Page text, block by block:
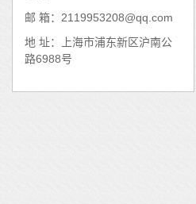
邮 箱：2119953208@qq.com
地 址：上海市浦东新区沪南公
路6988号